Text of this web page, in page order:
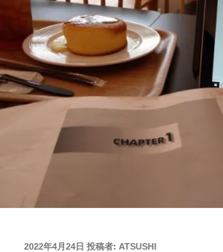
投
2022年4月24日 投稿者: ATSUSHI